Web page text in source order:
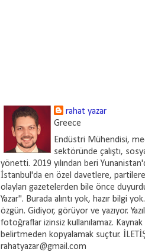
rahat yazar
Greece
Endüstri Mühendisi,
sektöründe çalıştı,
yönetti. 2019 yılından beri
İstanbul'da en özel davetlere, partilere
olayları gazetelerden bile önce
Yazar". Burada alıntı yok, hazır bilgi
özgün. Gidiyor, görüyor ve yazıyor.
fotoğraflar izinsiz kullanılamaz. Kaynak
belirtmeden kopyalamak suçtur.
rahatyazar@gmail.com